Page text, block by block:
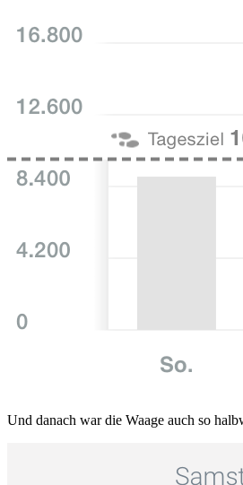
Und danach war die Waage auch so